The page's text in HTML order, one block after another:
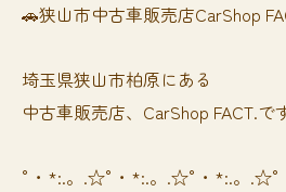
🚗狭山市中古車販売店CarShop
埼玉県狭山市柏原にある
中古車販売店、CarShop FACT.で
°・*:.。.☆°・*:.。.☆°・*:.。